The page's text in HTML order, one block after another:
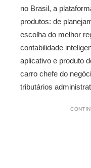
no Brasil, a
produtos: de
escolha do melhor
contabilidade
aplicativo e produto
carro chefe do
tributários